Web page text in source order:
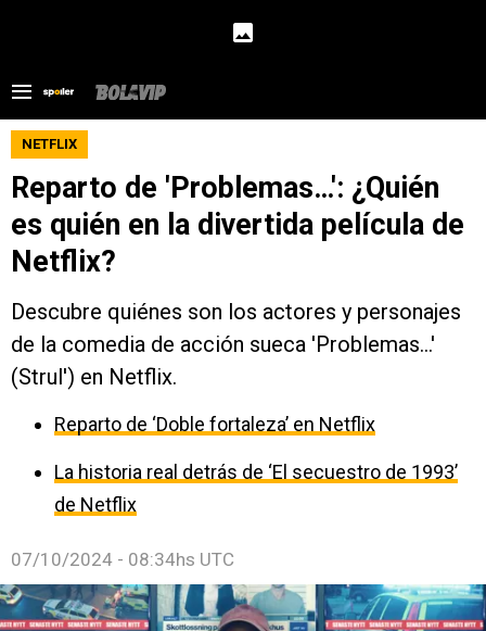
NETFLIX
Reparto de 'Problemas…': ¿Quién
es quién en la divertida película de
Netflix?
Descubre quiénes son los actores y personajes
de la comedia de acción sueca 'Problemas…'
(Strul') en Netflix.
Reparto de ‘Doble fortaleza’ en Netflix
La historia real detrás de ‘El secuestro de 1993’
de Netflix
07/10/2024 - 08:34hs UTC